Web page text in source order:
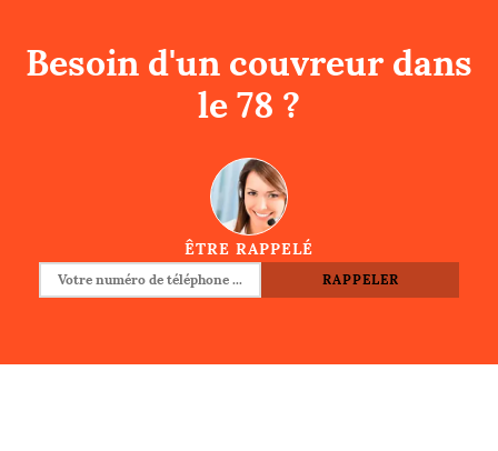
Besoin d'un couvreur dans
le 78 ?
ÊTRE RAPPELÉ